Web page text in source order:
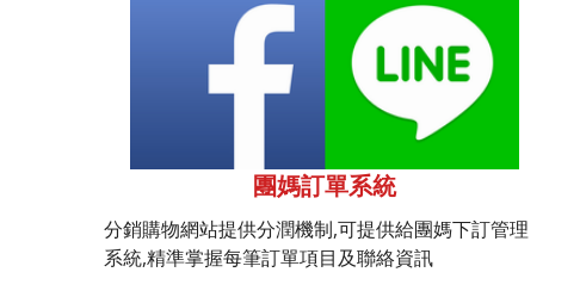
團媽訂單系統
分銷購物網站提供分潤機制,可提供給團媽下訂管理
系統,精準掌握每筆訂單項目及聯絡資訊